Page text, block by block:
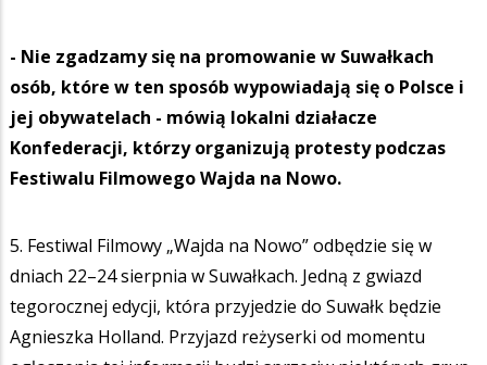
- Nie zgadzamy się na promowanie w Suwałkach
osób, które w ten sposób wypowiadają się o Polsce i
jej obywatelach - mówią lokalni działacze
Konfederacji, którzy organizują protesty podczas
Festiwalu Filmowego Wajda na Nowo.
5. Festiwal Filmowy „Wajda na Nowo” odbędzie się w
dniach 22–24 sierpnia w Suwałkach. Jedną z gwiazd
tegorocznej edycji, która przyjedzie do Suwałk będzie
Agnieszka Holland. Przyjazd reżyserki od momentu